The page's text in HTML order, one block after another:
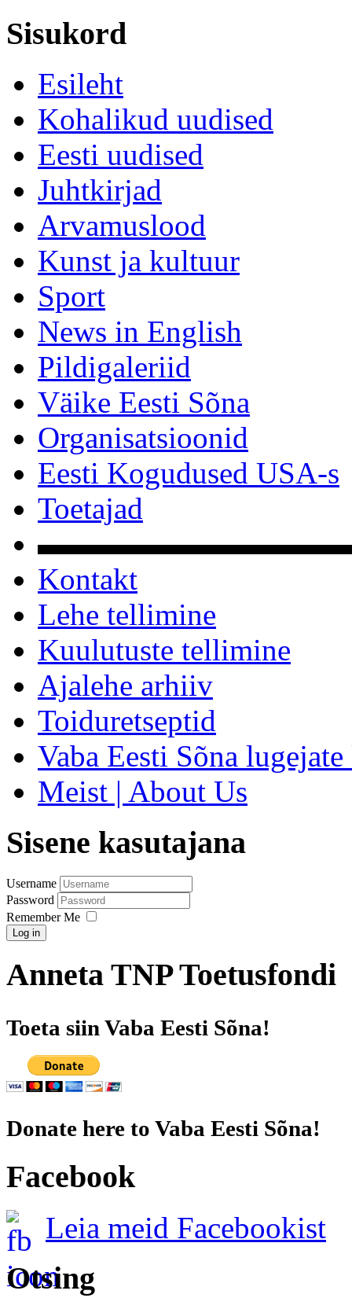
Sisukord
Esileht
Kohalikud uudised
Eesti uudised
Juhtkirjad
Arvamuslood
Kunst ja kultuur
Sport
News in English
Pildigaleriid
Väike Eesti Sõna
Organisatsioonid
Eesti Kogudused USA-s
Toetajad
Kontakt
Lehe tellimine
Kuulutuste tellimine
Ajalehe arhiiv
Toiduretseptid
Vaba Eesti Sõna
Meist | About Us
Sisene kasutajana
Username
Password
Remember Me
Log in
Anneta TNP Toetusfondi
Toeta siin Vaba Eesti Sõna!
Donate here to Vaba Eesti Sõna!
Facebook
Leia meid Facebookist
Otsing